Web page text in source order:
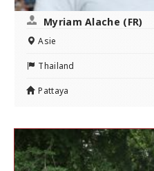
Myriam Alache (FR)
Asie
Thailand
Pattaya